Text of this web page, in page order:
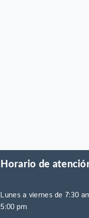
Horario de
Lunes a viernes de 7:30
5:00 pm